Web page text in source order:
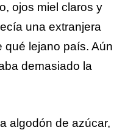
ojos miel claros y
una extranjera
qué lejano país. Aún
demasiado la
algodón de azúcar,